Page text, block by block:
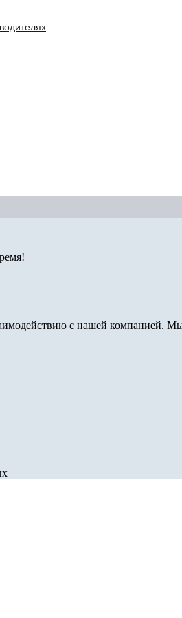
с нашей компанией.